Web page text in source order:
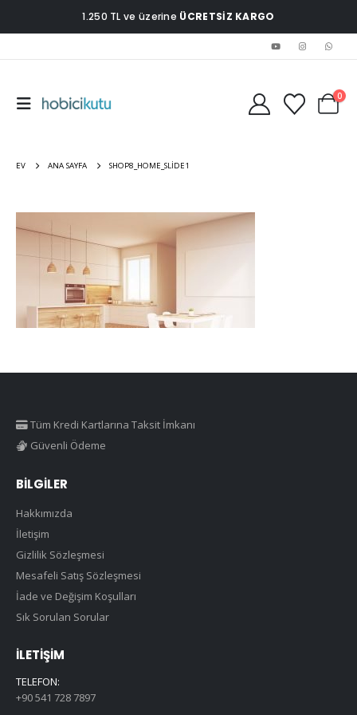
1.250 TL ve üzerine ÜCRETSİZ KARGO
0
EV ANA SAYFA SHOP8_HOME_SLIDE1
Tüm Kredi Kartlarına Taksit İmkanı
Güvenli Ödeme
BILGILER
Hakkımızda
İletişim
Gizlilik Sözleşmesi
Mesafeli Satış Sözleşmesi
İade ve Değişim Koşulları
Sık Sorulan Sorular
İLETIŞIM
TELEFON:
+90 541 728 7897